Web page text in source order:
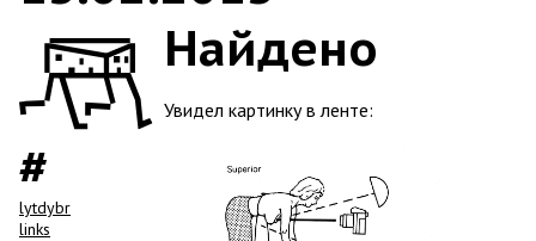
lytdybr
links
Найдено
Увидел картинку в ленте: